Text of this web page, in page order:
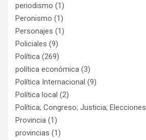
periodismo (1)
Peronismo (1)
Personajes (1)
Policiales (9)
Política (269)
política económica (3)
Política Internacional (9)
Política local (2)
Política; Congreso; Justicia; Elecciones
Provincia (1)
provincias (1)